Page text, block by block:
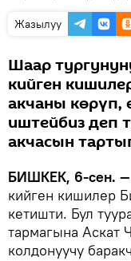
Жазылуу
Шаар
кийген
акчаны көрүп,
иштейбиз деп
акчасын
БИШКЕК, 6-сен. —
кийген кишилер
кетишти. Бул
тармагына Аскат
колдонуучу